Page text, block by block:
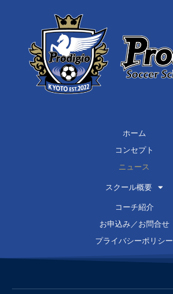
ホーム
コンセプト
ニュース
スクール概要
コーチ紹介
お申込み／お問合せ
プライバシーポリシー